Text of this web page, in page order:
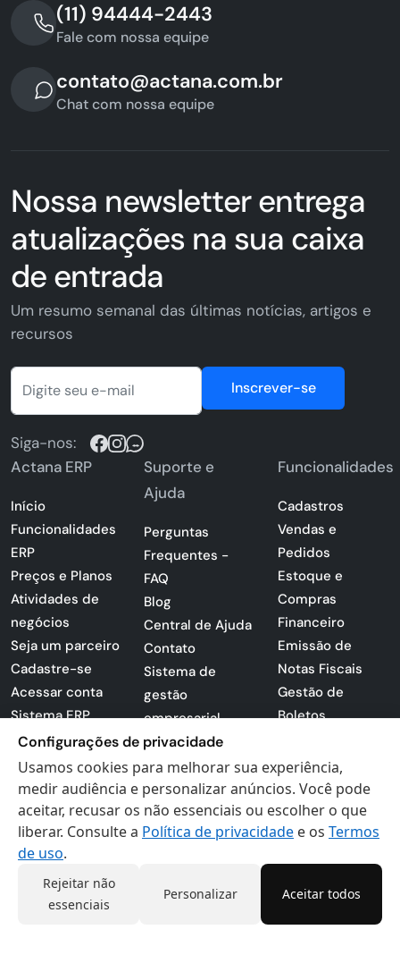
(11) 94444-2443
Fale com nossa equipe
contato@actana.com.br
Chat com nossa equipe
Nossa newsletter entrega
atualizações na sua caixa
de entrada
Um resumo semanal das últimas notícias, artigos e
recursos
Inscrever-se
Siga-nos:
Actana ERP
Início
Funcionalidades
ERP
Preços e Planos
Atividades de
negócios
Seja um parceiro
Cadastre-se
Acessar conta
Sistema ERP
Apresentação
PDF
Loja -
Certificados
Digitais
Suporte e
Ajuda
Perguntas
Frequentes -
FAQ
Blog
Central de Ajuda
Contato
Sistema de
gestão
empresarial
Sistema para
lojas
Preferências de
cookies
Politica de
Funcionalidades
Cadastros
Vendas e
Pedidos
Estoque e
Compras
Financeiro
Emissão de
Notas Fiscais
Gestão de
Boletos
Configurações de privacidade
Usamos cookies para melhorar sua experiência,
medir audiência e personalizar anúncios. Você pode
aceitar, recusar os não essenciais ou escolher o que
liberar. Consulte a Política de privacidade e os Termos
de uso.
Rejeitar não
essenciais
Personalizar Aceitar todos